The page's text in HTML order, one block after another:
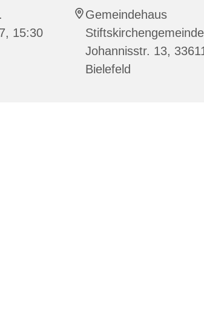
15:30
Gemeindehaus
Johannisstr. 13,
Bielefeld